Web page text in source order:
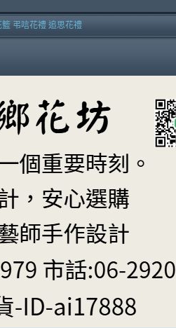
弔唁花禮 追思花禮